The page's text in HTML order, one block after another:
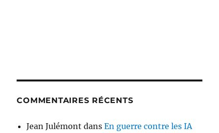
COMMENTAIRES RÉCENTS
Jean Julémont dansEn guerre contre les IA